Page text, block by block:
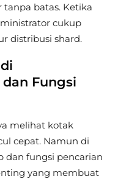
batas. Ketika
cukup
distribusi shard.
Fungsi
melihat kotak
cepat. Namun di
dan fungsi pencarian
yang membuat